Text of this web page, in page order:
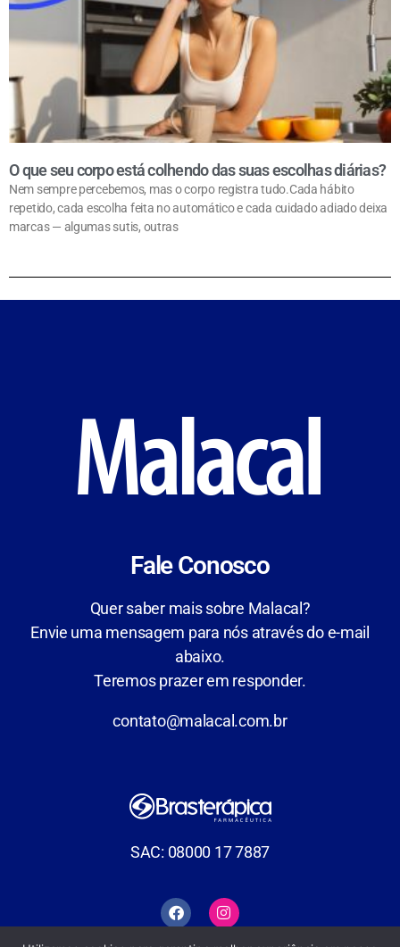
O que seu corpo está colhendo das suas escolhas diárias?
Nem sempre percebemos, mas o corpo registra tudo.Cada hábito
repetido, cada escolha feita no automático e cada cuidado adiado deixa
marcas — algumas sutis, outras
Fale Conosco
Quer saber mais sobre Malacal?
Envie uma mensagem para nós através do e-mail
abaixo.
Teremos prazer em responder.
contato@malacal.com.br
SAC: 08000 17 7887